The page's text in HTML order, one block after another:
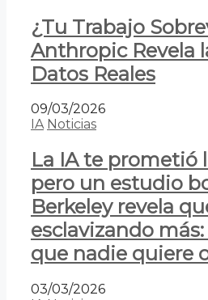
¿Tu Trabajo
Anthropic Revela
Datos Reales
09/03/2026
IA Noticias
La IA te prometió
pero un estudio
Berkeley revela
esclavizando
que nadie quiere
03/03/2026